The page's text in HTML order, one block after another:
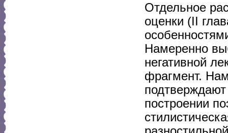
Отдельное
оценки (II
Намеренно
негативной
фрагмент.
построении